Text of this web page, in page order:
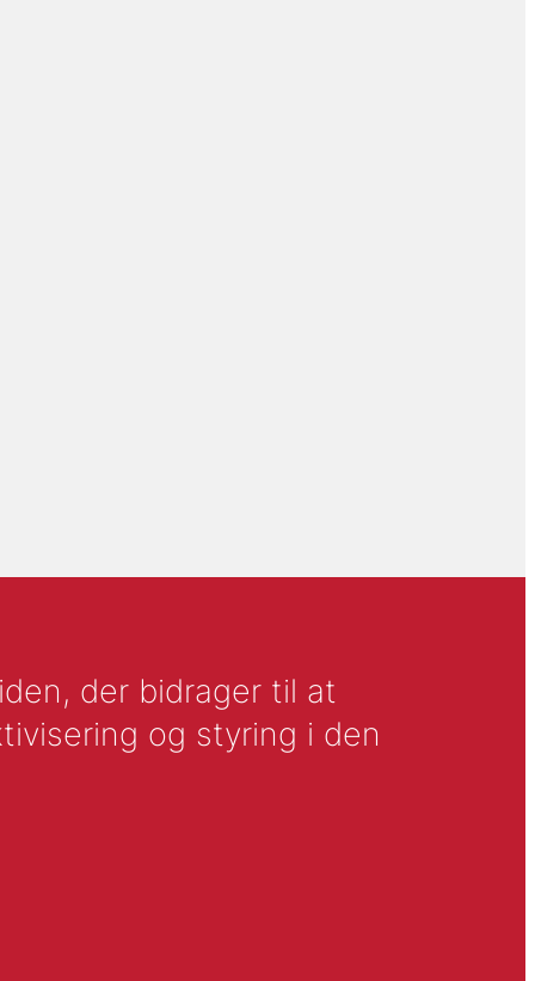
der bidrager til at
og styring i den